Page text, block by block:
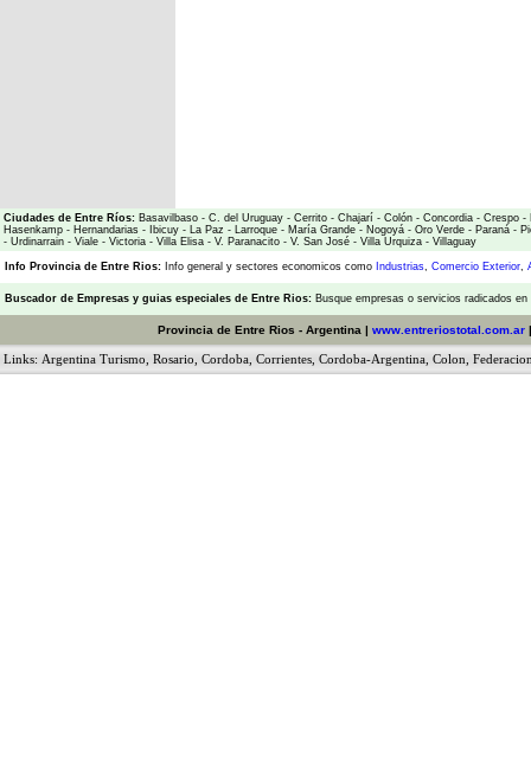
Ciudades de Entre Ríos: Basavilbaso - C. del Uruguay - Cerrito - Chajarí - Colón - Concordia - Crespo -
Hasenkamp - Hernandarias - Ibicuy - La Paz - Larroque - María Grande - Nogoyá - Oro Verde - Paraná -
- Urdinarrain - Viale - Victoria - Villa Elisa - V. Paranacito - V. San José - Villa Urquiza - Villaguay
Info Provincia de Entre Rios: Info general y sectores economicos como Industrias, Comercio Exterior,
Buscador de Empresas y guias especiales de Entre Rios: Busque empresas o servicios radicados
Provincia de Entre Rios - Argentina | www.entreriostotal.com.ar
Links: Argentina Turismo Rosario Cordoba Corrientes Cordoba-Argentina Colon